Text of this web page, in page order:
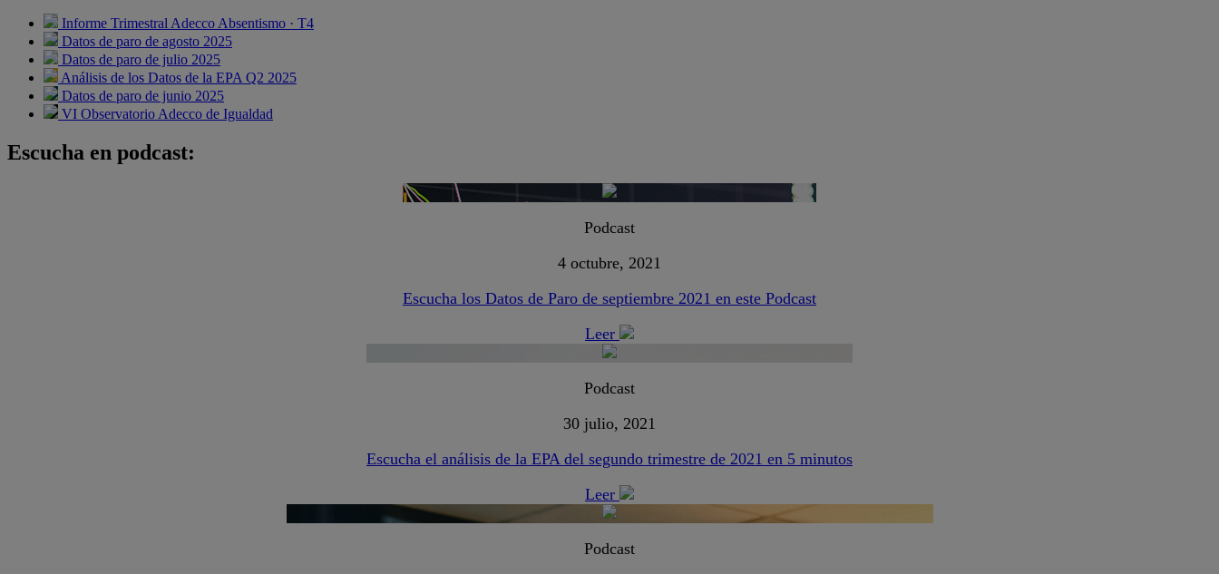
Informe Trimestral Adecco Absentismo · T4
Datos de paro de agosto 2025
Datos de paro de julio 2025
Análisis de los Datos de la EPA Q2 2025
Datos de paro de junio 2025
VI Observatorio Adecco de Igualdad
Escucha en podcast:
Podcast
4 octubre, 2021
Escucha los Datos de Paro de septiembre 2021 en este Podcast
Leer
Podcast
30 julio, 2021
Escucha el análisis de la EPA del segundo trimestre de 2021 en 5 minutos
Leer
Podcast